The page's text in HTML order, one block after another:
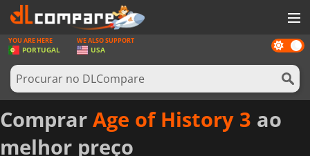
JOGOS
GAME CARDS
SOFTWARE
REWARDS
Dark
mode
YOU ARE HERE
PORTUGAL
WE ALSO SUPPORT
USA
Comprar Age of History 3 ao
melhor preço